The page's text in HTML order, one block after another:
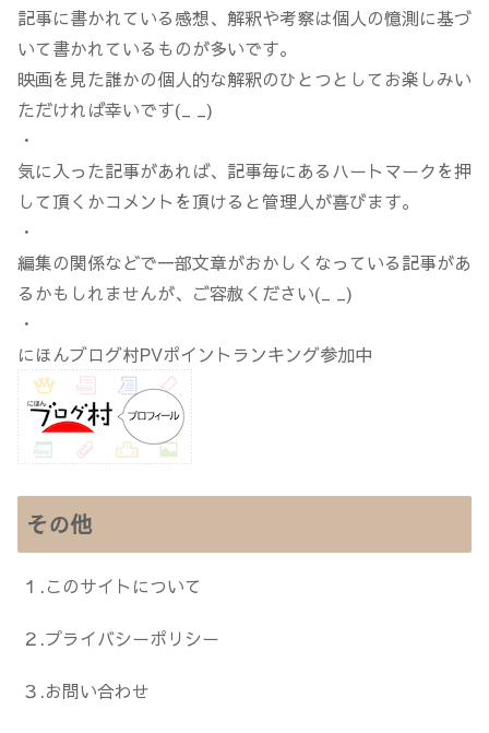
記事に書かれている感想、解釈や考察は個人の憶測に基づ
いて書かれているものが多いです。
映画を見た誰かの個人的な解釈のひとつとしてお楽しみい
ただければ幸いです(_ _)
・
気に入った記事があれば、記事毎にあるハートマークを押
して頂くかコメントを頂けると管理人が喜びます。
・
編集の関係などで一部文章がおかしくなっている記事があ
るかもしれませんが、ご容赦ください(_ _)
・
にほんブログ村PVポイントランキング参加中
その他
１.このサイトについて
２.プライバシーポリシー
３.お問い合わせ